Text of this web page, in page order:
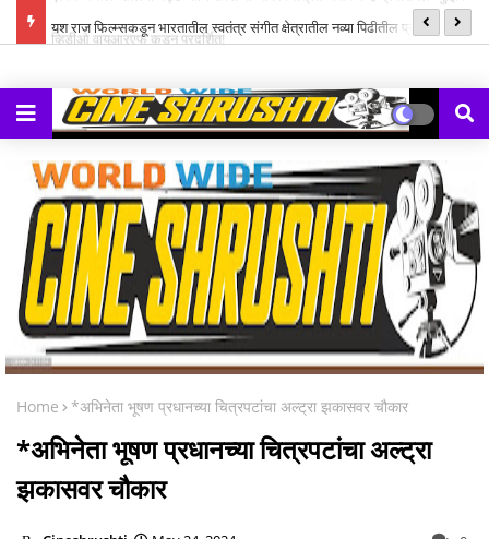
यश राज फिल्म्सकडून भारतातील स्वतंत्र संगीत क्षेत्रातील नव्या पिढीतील प्रतिभांना
Home *अभिनेता भूषण प्रधानच्या चित्रपटांचा अल्ट्रा झकासवर चौकार
*अभिनेता भूषण प्रधानच्या चित्रपटांचा अल्ट्रा
झकासवर चौकार